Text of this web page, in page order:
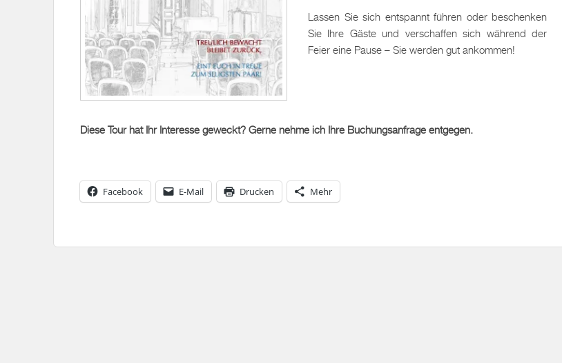
Lassen Sie sich entspannt führen oder beschenken
Sie Ihre Gäste und verschaffen sich während der
Feier eine Pause – Sie werden gut ankommen!
Diese Tour hat Ihr Interesse geweckt? Gerne nehme ich Ihre Buchungsanfrage entgegen.
Facebook E-Mail Drucken Mehr